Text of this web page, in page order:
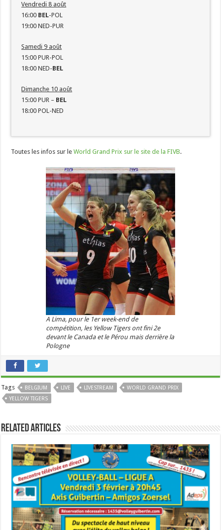
Vendredi 8 août
16:00 BEL-POL
19:00 NED-PUR
Samedi 9 août
15:00 PUR-POL
18:00 NED-BEL
Dimanche 10 août
15:00 PUR – BEL
18:00 POL-NED
Toutes les infos sur le World Grand Prix sur le site de la FIVB.
A Lima, pour le 1er week-end de
compétition, les Yellow Tigers ont fini 2e
devant le Canada et le Pérou mais derrière la
Pologne
Tags BELGIUM LIVE LIVESTREAM
WORLD GRAND PRIX
YELLOW TIGERS
Related Articles